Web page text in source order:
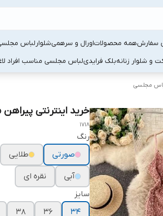
سفارشهمه محصولاتاورال و سرهمیشلوارلباس
و شلوار زنانهبلک فرایدیلباس مجلسی مناسب افراد
مجلسی
خرید اینترنتی پیراهن
1718
رنگ
صورتی
طلایی
آبی
نقره ای
سایز
۳۴
۳۶ ۳۸